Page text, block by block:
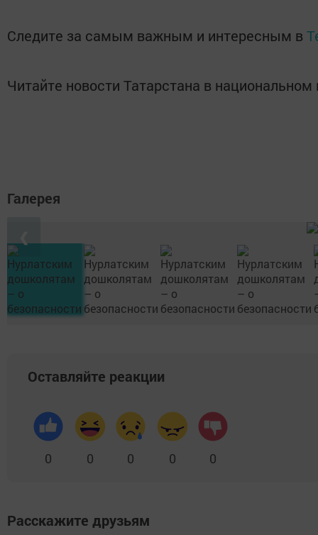
Следите за самым важным и интересным в
Читайте новости Татарстана в
Галерея
Оставляйте реакции
0 0 0 0 0
Расскажите друзьям